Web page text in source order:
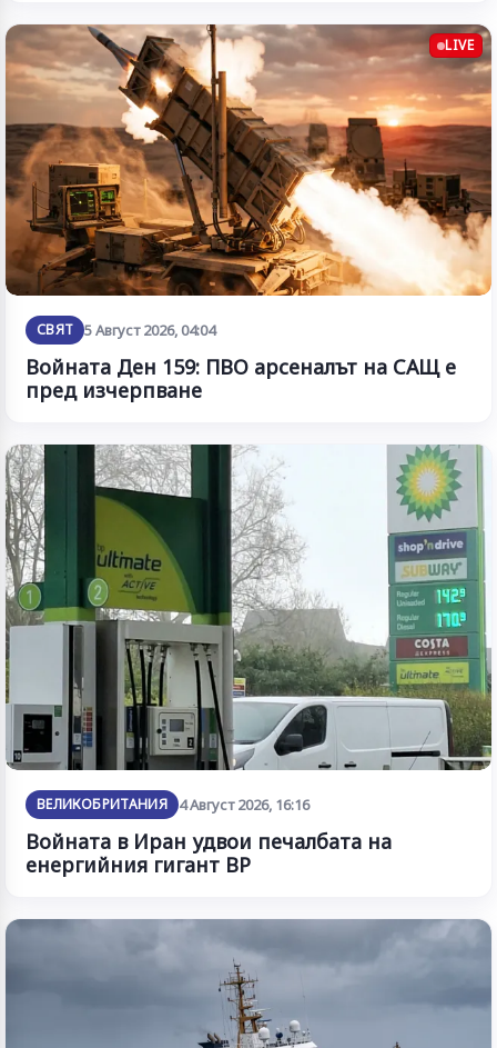
LIVE
СВЯТ 5 Август 2026, 04:04
Войната Ден 159: ПВО арсеналът на САЩ е
пред изчерпване
ВЕЛИКОБРИТАНИЯ 4 Август 2026, 16:16
Войната в Иран удвои печалбата на
енергийния гигант BP